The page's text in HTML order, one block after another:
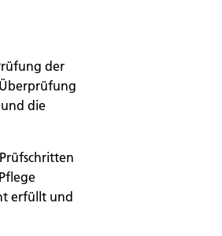
der
die
erfüllt und